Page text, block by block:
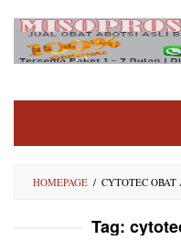
Skip
content
HOMEPAGE / CYTOTEC OBAT
Tag: